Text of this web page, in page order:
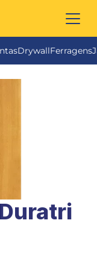
DrywallFerragens